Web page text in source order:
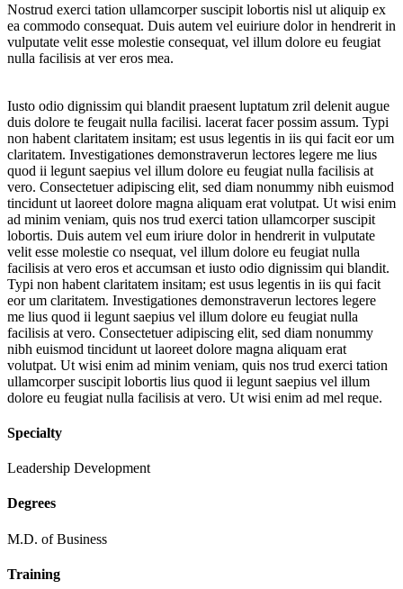
Nostrud exerci tation ullamcorper suscipit lobortis nisl ut aliquip ex
ea commodo consequat. Duis autem vel euiriure dolor in hendrerit in
vulputate velit esse molestie consequat, vel illum dolore eu feugiat
nulla facilisis at ver eros mea.
Iusto odio dignissim qui blandit praesent luptatum zril delenit augue
duis dolore te feugait nulla facilisi. lacerat facer possim assum. Typi
non habent claritatem insitam; est usus legentis in iis qui facit eor um
claritatem. Investigationes demonstraverun lectores legere me lius
quod ii legunt saepius vel illum dolore eu feugiat nulla facilisis at
vero. Consectetuer adipiscing elit, sed diam nonummy nibh euismod
tincidunt ut laoreet dolore magna aliquam erat volutpat. Ut wisi enim
ad minim veniam, quis nos trud exerci tation ullamcorper suscipit
lobortis. Duis autem vel eum iriure dolor in hendrerit in vulputate
velit esse molestie co nsequat, vel illum dolore eu feugiat nulla
facilisis at vero eros et accumsan et iusto odio dignissim qui blandit.
Typi non habent claritatem insitam; est usus legentis in iis qui facit
eor um claritatem. Investigationes demonstraverun lectores legere
me lius quod ii legunt saepius vel illum dolore eu feugiat nulla
facilisis at vero. Consectetuer adipiscing elit, sed diam nonummy
nibh euismod tincidunt ut laoreet dolore magna aliquam erat
volutpat. Ut wisi enim ad minim veniam, quis nos trud exerci tation
ullamcorper suscipit lobortis lius quod ii legunt saepius vel illum
dolore eu feugiat nulla facilisis at vero. Ut wisi enim ad mel reque.
Specialty
Leadership Development
Degrees
M.D. of Business
Training